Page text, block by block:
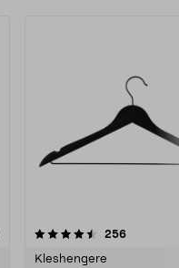
256
Kleshengere
4.5av 5 stjerner